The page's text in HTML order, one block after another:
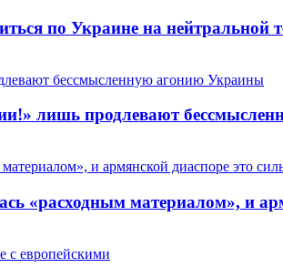
по Украине на нейтральной
лишь продлевают
«расходным материалом», и